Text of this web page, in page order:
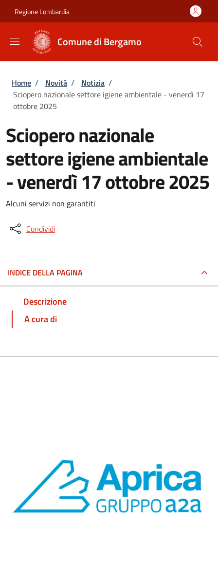
Regione Lombardia
Comune di Bergamo
Briciole di pane
Home / Novità / Notizia /
Sciopero nazionale settore igiene ambientale - venerdì 17
ottobre 2025
Sciopero nazionale
settore igiene ambientale
- venerdì 17 ottobre 2025
Alcuni servizi non garantiti
Condividi
INDICE DELLA PAGINA
Descrizione
A cura di